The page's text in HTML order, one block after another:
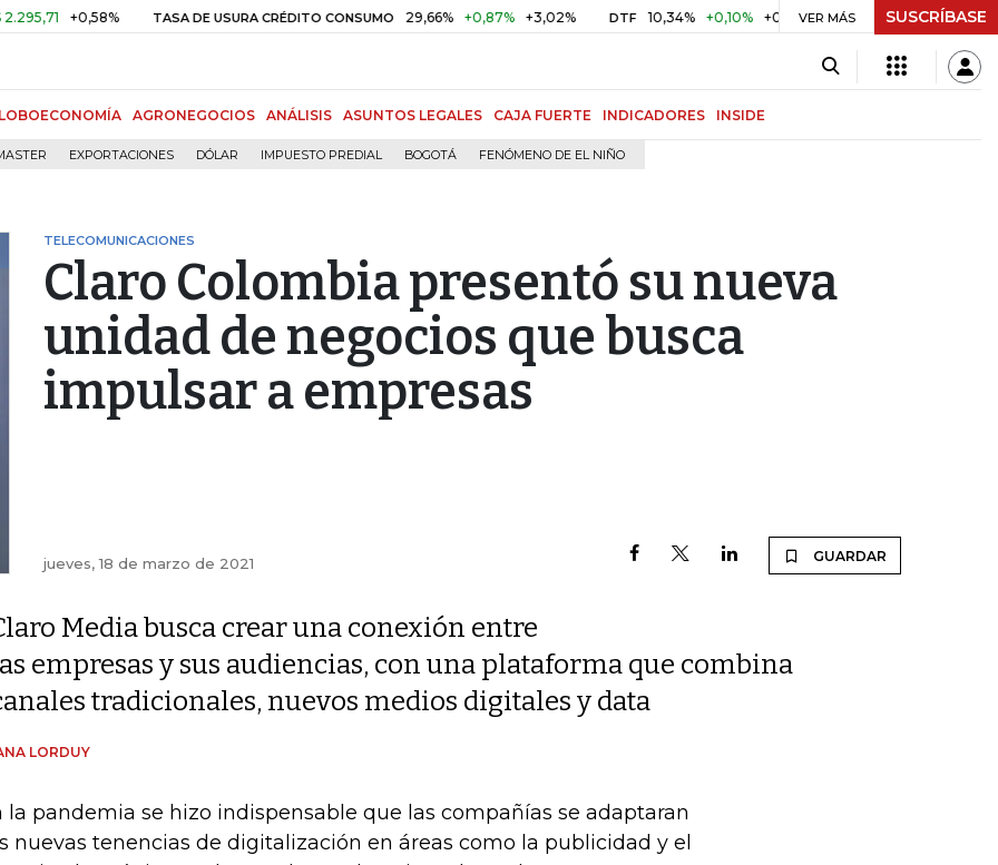
+0,58% TASA DE USURA CRÉDITO CONSUMO 29,66% +0,87% +3,02% DTF 10,34% +0,10% +0,98% UVR $ 416,86 +$ 0,05
VER MÁS SUSCRÍBASE
AGRONEGOCIOS ANÁLISIS ASUNTOS LEGALES CAJA FUERTE INDICADORES INSIDE
EXPORTACIONES DÓLAR IMPUESTO PREDIAL BOGOTÁ FENÓMENO DE EL NIÑO
TELECOMUNICACIONES
Claro Colombia presentó su nueva
unidad de negocios que busca
impulsar a empresas
jueves, 18 de marzo de 2021 GUARDAR
Media busca crear una conexión entre
empresas y sus audiencias, con una plataforma que combina
tradicionales, nuevos medios digitales y data
LORDUY
la pandemia se hizo indispensable que las compañías se adaptaran
nuevas tenencias de digitalización en áreas como la publicidad y el